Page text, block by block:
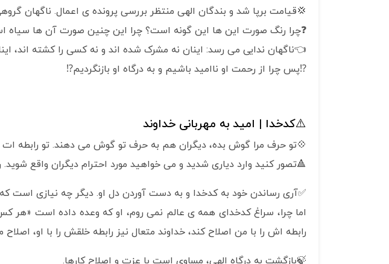
💢قیامت برپا شد و بندگان الهی منتظر بررسی پرونده ی اعمال. ناگهان
❓چرا رنگ صورت این ها این گونه است؟ چرا این چنین صورت آن ها سیاه
👈ناگهان ندایی می رسد: اینان نه مشرک شده اند و نه کسی را کشته اند،
⁉️پس چرا از رحمت او ناامید باشیم و به درگاه او بازنگردیم⁉️
⚠️کدخدا | امید به مهربانی خداوند
💠تو حرف مرا گوش بده، دیگران هم به حرف تو گوش می دهند. تو رابطه
🔺تصور کنید وارد دیاری شدید و می خواهید مورد احترام دیگران واقع شوید.
✅آری رساندن خود به کدخدا و به دست آوردن دل او. دیگر چه نیازی است
اما چرا، سراغ کدخدای همه ی عالم نمی روم، او که وعده داده است «هر
رابطه اش را با من اصلاح کند، خداوند متعال نیز رابطه خلقش را با او،
🍃بازگشت به درگاه الهی، مساوی است با عزت و اصلاح کارها.